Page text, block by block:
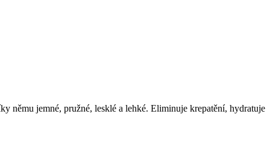
němu jemné, pružné, lesklé a lehké. Eliminuje krepatění, hydratuje